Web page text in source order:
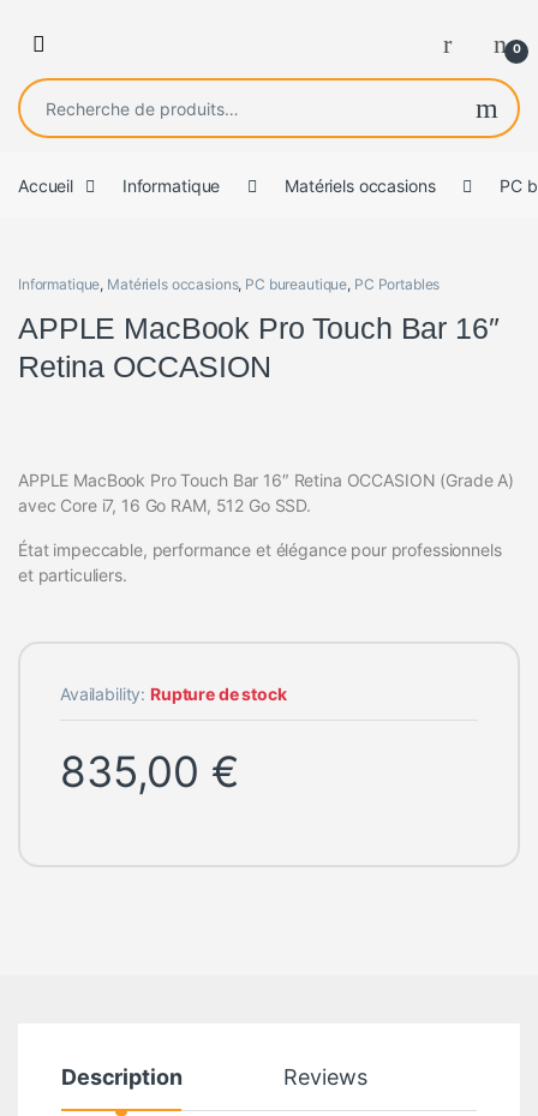
0
Recherche pour :
Accueil Informatique Matériels occasions PC
Informatique, Matériels occasions, PC bureautique, PC Portables
APPLE MacBook Pro Touch Bar 16″
Retina OCCASION
APPLE MacBook Pro Touch Bar 16″ Retina OCCASION (Grade A)
avec Core i7, 16 Go RAM, 512 Go SSD.
État impeccable, performance et élégance pour professionnels
et particuliers.
Availability:Rupture de stock
835,00 €
Description Reviews